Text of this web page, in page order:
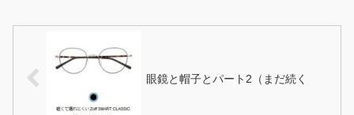
眼鏡と帽子とパート2（まだ続く